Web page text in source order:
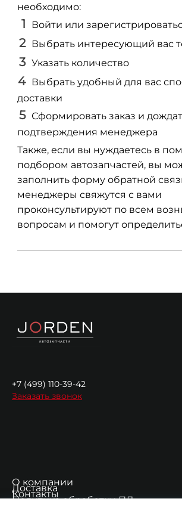
необходимо:
Войти или
Выбрать интересующий вас
Указать количество
Выбрать удобный для вас
доставки
Сформировать заказ и
подтверждения менеджера
Также, если вы нуждаетесь в
подбором автозапчастей, вы
заполнить форму обратной
менеджеры свяжутся с вами
проконсультируют по всем
вопросам и помогут
О компании
Доставка
Контакты
Политика обработки ПД
+7 (499) 110-39-42
Заказать звонок